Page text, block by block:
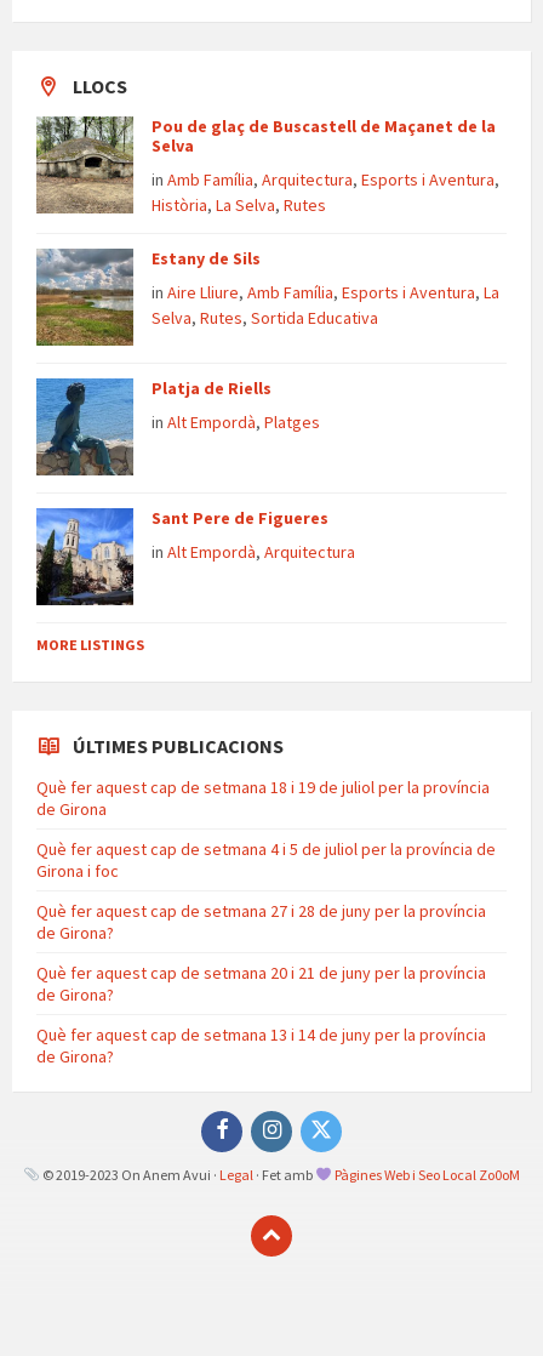
LLOCS
Pou de glaç de Buscastell de Maçanet de la
Selva
in Amb Família, Arquitectura, Esports i Aventura,
Història, La Selva, Rutes
Estany de Sils
in Aire Lliure, Amb Família, Esports i Aventura, La
Selva, Rutes, Sortida Educativa
Platja de Riells
in Alt Empordà, Platges
Sant Pere de Figueres
in Alt Empordà, Arquitectura
MORE LISTINGS
ÚLTIMES PUBLICACIONS
Què fer aquest cap de setmana 18 i 19 de juliol per la província
de Girona
Què fer aquest cap de setmana 4 i 5 de juliol per la província de
Girona i foc
Què fer aquest cap de setmana 27 i 28 de juny per la província
de Girona?
Què fer aquest cap de setmana 20 i 21 de juny per la província
de Girona?
Què fer aquest cap de setmana 13 i 14 de juny per la província
de Girona?
FacebookInstagramTwitter
© 2019-2023 On Anem Avui · Legal · Fet amb Pàgines Web i Seo Local Zo0oM